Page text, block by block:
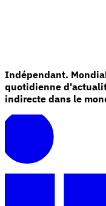
Indépendant.
quotidienne
indirecte dans le